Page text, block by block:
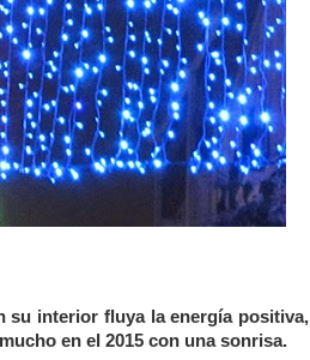
su interior fluya la energía positiva,
en el 2015 con una sonrisa.